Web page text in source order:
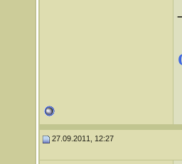
27.09.2011, 12:27